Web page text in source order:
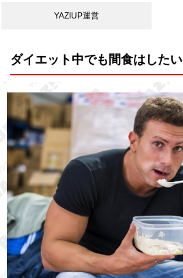
YAZIUP運営
ダイエット中でも間食はしたい